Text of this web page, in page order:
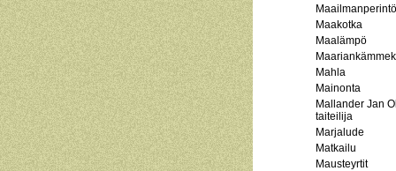
Maakotka
Maalämpö
Mahla
Mainonta
Mallander Jan
taiteilija
Marjalude
Matkailu
Mausteyrtit